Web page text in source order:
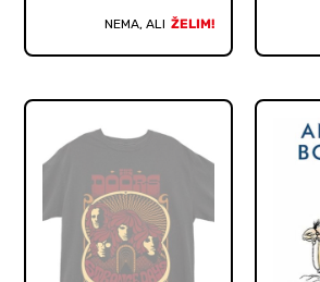
NEMA, ALI ŽELIM!